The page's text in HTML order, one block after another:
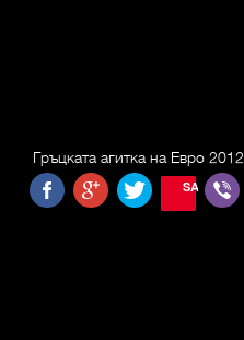
Гръцката агитка на Евро 2012
SAVE